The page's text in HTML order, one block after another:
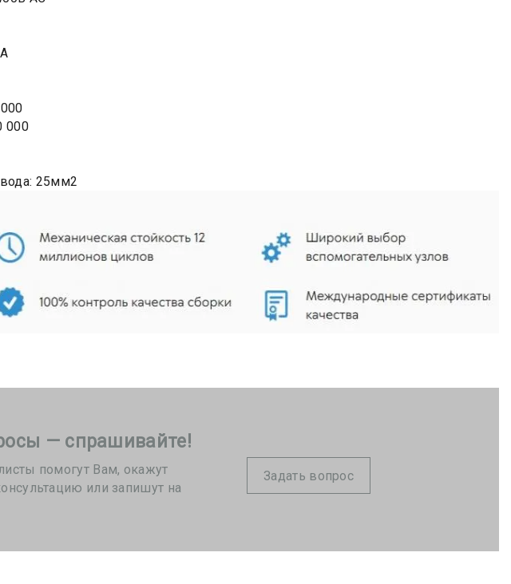
000
25мм2
— спрашивайте!
помогут Вам, окажут
или запишут на
Задать вопрос